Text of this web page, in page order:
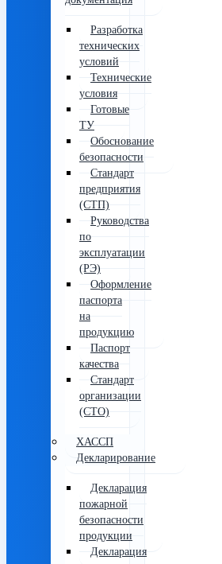
Разработка
технических
условий
Технические
условия
Готовые
ТУ
Обоснование
безопасности
Стандарт
предприятия
(СТП)
Руководства
по
эксплуатации
(РЭ)
Оформление
паспорта
на
продукцию
Паспорт
качества
Стандарт
организации
(СТО)
ХАССП
Декларирование
Декларация
пожарной
безопасности
продукции
Декларация